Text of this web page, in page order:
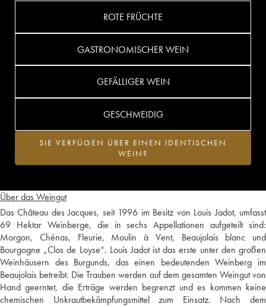
Über das Weingut
Das Château des Jacques, seit 1996 im Besitz von Louis Jadot, umfasst
69 Hektar Weinberge, die in sechs Appellationen aufgeteilt sind:
Morgon, Chénas, Fleurie, Moulin à Vent, Beaujolais blanc und
Bourgogne „Clos de Loyse“. Louis Jadot ist das erste unter den großen
Weinhäusern des Burgunds, das einen bedeutenden Weinberg im
Beaujolais betreibt. Die Trauben werden auf dem gesamten Weingut von
Hand geerntet, die Erträge werden begrenzt und es kommen keine
chemischen Unkrautbekämpfungsmittel zum Einsatz. Nach dem
ROTE FRÜCHTE
GASTRONOMISCHER WEIN
GEFÄLLIGER WEIN
GESCHMEIDIG
SIE VERFÜGEN ÜBER EINEN IDENTISCHEN
WEIN?